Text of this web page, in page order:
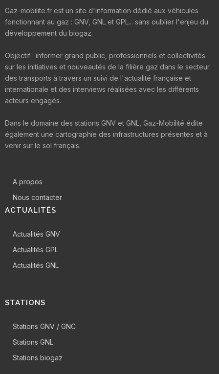
Gaz-mobilite.fr est un site d'information dédié aux véhicules
fonctionnant au gaz : GNV, GNL et GPL... sans oublier l'enjeu du
développement du biogaz.
Objectif : informer grand public, professionnels et collectivités
sur les initiatives et nouveautés de la filière gaz dans le secteur
des transports à travers un suivi de l'actualité française et
internationale et des interviews réalisées avec les différents
acteurs engagés.
Dans le domaine des stations GNV et GNL, Gaz-Mobilité édite
également une cartographie des infrastructures présentes et à
venir sur le sol français.
A propos
Nous contacter
ACTUALITÉS
Actualités GNV
Actualités GPL
Actualités GNL
STATIONS
Stations GNV / GNC
Stations GNL
Stations biogaz